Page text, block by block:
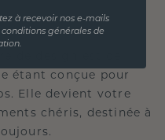
de design est de
étant conçue pour
Elle devient votre
chéris, destinée à
à recevoir nos e-mails
conditions générales de